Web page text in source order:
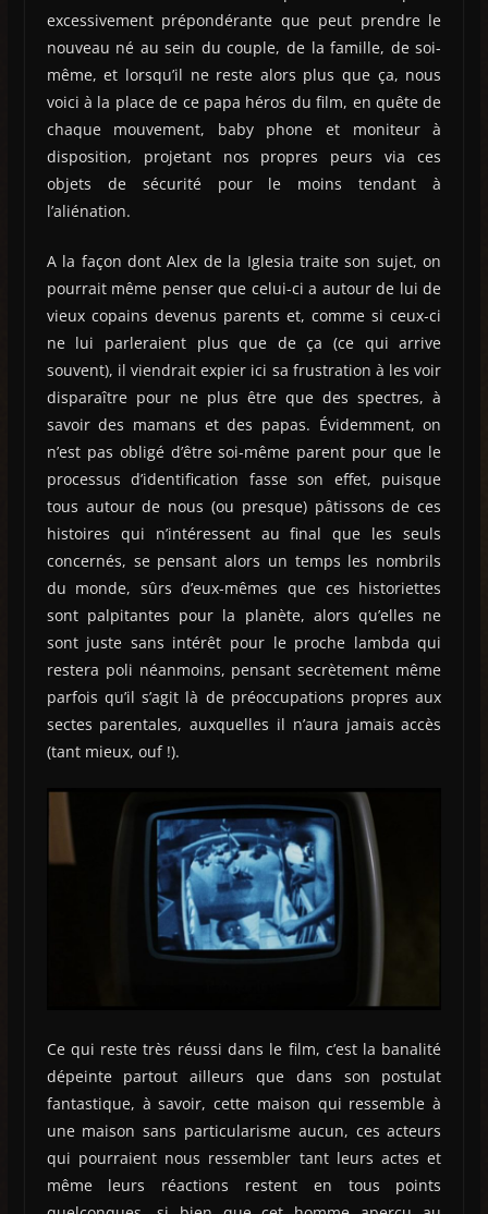
excessivement prépondérante que peut prendre le
nouveau né au sein du couple, de la famille, de soi-
même, et lorsqu’il ne reste alors plus que ça, nous
voici à la place de ce papa héros du film, en quête de
chaque mouvement, baby phone et moniteur à
disposition, projetant nos propres peurs via ces
objets de sécurité pour le moins tendant à
l’aliénation.
A la façon dont Alex de la Iglesia traite son sujet, on
pourrait même penser que celui-ci a autour de lui de
vieux copains devenus parents et, comme si ceux-ci
ne lui parleraient plus que de ça (ce qui arrive
souvent), il viendrait expier ici sa frustration à les voir
disparaître pour ne plus être que des spectres, à
savoir des mamans et des papas. Évidemment, on
n’est pas obligé d’être soi-même parent pour que le
processus d’identification fasse son effet, puisque
tous autour de nous (ou presque) pâtissons de ces
histoires qui n’intéressent au final que les seuls
concernés, se pensant alors un temps les nombrils
du monde, sûrs d’eux-mêmes que ces historiettes
sont palpitantes pour la planète, alors qu’elles ne
sont juste sans intérêt pour le proche lambda qui
restera poli néanmoins, pensant secrètement même
parfois qu’il s’agit là de préoccupations propres aux
sectes parentales, auxquelles il n’aura jamais accès
(tant mieux, ouf !).
Ce qui reste très réussi dans le film, c’est la banalité
dépeinte partout ailleurs que dans son postulat
fantastique, à savoir, cette maison qui ressemble à
une maison sans particularisme aucun, ces acteurs
qui pourraient nous ressembler tant leurs actes et
même leurs réactions restent en tous points